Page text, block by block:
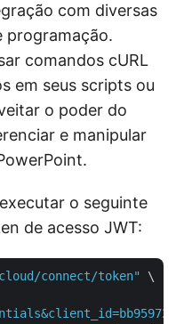
com diversas
programação.
comandos cURL
em seus scripts ou
o poder do
e manipular
o seguinte
de acesso JWT:
connect/token"
\